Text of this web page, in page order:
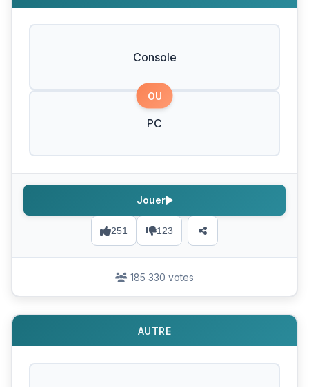
Console
OU
PC
251 123
Jouer
185 330 votes
AUTRE